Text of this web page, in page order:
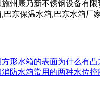
州康乃新不锈钢设备有限
巴东保温水箱,巴东水箱厂
方形水箱的表面为什么有凸
消防水箱常用的两种水位控